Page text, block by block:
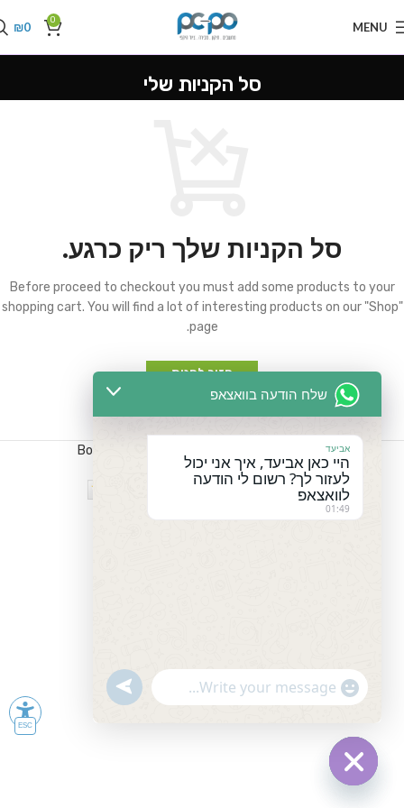
MENU
0
₪0
סל הקניות שלי
סל הקניות שלך ריק כרגע.
Before proceed to checkout you must add some products to your
shopping cart. You will find a lot of interesting products on our "Shop"
page.
חזור לחנות
כל הזכויות שמורות לPC-PO נבנה ע"י Boostoday
שלח הודעה בוואצאפ
אביעד
היי כאן אביעד, איך אני יכול
לעזור לך? רשום לי הודעה
לוואצאפ
01:49
"+chaty_settings.lang.emoji_picker+"
WhatsApp
undefined